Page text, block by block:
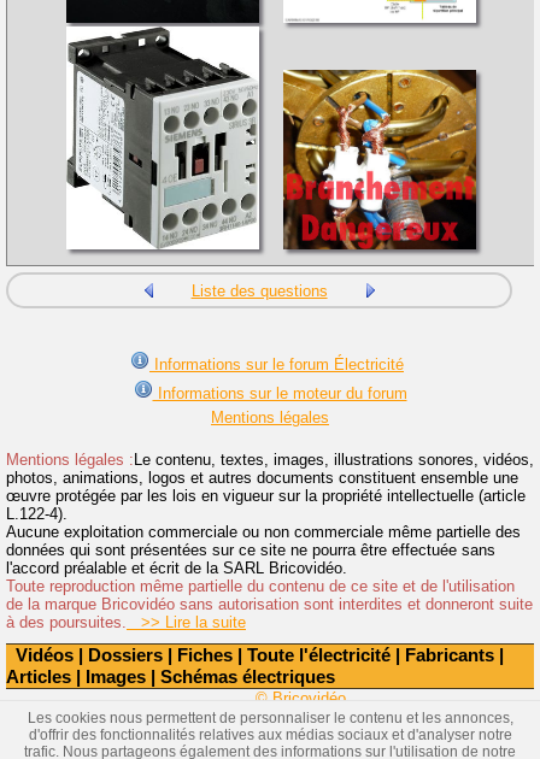
Vidéos | Dossiers | Fiches | Toute l'électricité | Fabricants |
Articles | Images | Schémas électriques
Liste des questions
Informations sur le forum Électricité
Informations sur le moteur du forum
Mentions légales
Mentions légales : Le contenu, textes, images, illustrations sonores, vidéos,
photos, animations, logos et autres documents constituent ensemble une
œuvre protégée par les lois en vigueur sur la propriété intellectuelle (article
L.122-4).
Aucune exploitation commerciale ou non commerciale même partielle des
données qui sont présentées sur ce site ne pourra être effectuée sans
l'accord préalable et écrit de la SARL Bricovidéo.
Toute reproduction même partielle du contenu de ce site et de l'utilisation
de la marque Bricovidéo sans autorisation sont interdites et donneront suite
à des poursuites.
>> Lire la suite
© Bricovidéo
Les cookies nous permettent de personnaliser le contenu et les annonces,
d'offrir des fonctionnalités relatives aux médias sociaux et d'analyser notre
trafic. Nous partageons également des informations sur l'utilisation de notre